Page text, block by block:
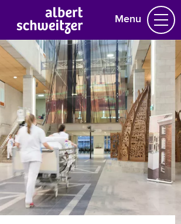
Menu
Homepage
Praktische informatie
Specialismen
Werken en leren
Medewerkers
Contact
MijnASz